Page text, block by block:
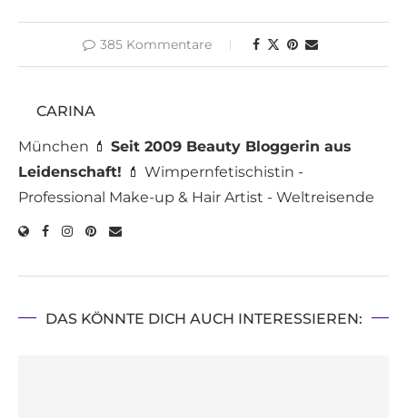
385 Kommentare
CARINA
München 💄 Seit 2009 Beauty Bloggerin aus
Leidenschaft! 💄 Wimpernfetischistin -
Professional Make-up & Hair Artist - Weltreisende
DAS KÖNNTE DICH AUCH INTERESSIEREN: